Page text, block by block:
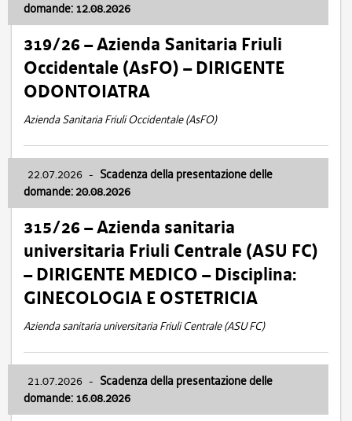
domande: 12.08.2026
319/26 – Azienda Sanitaria Friuli
Occidentale (AsFO) – DIRIGENTE
ODONTOIATRA
Azienda Sanitaria Friuli Occidentale (AsFO)
22.07.2026 - Scadenza della presentazione delle
domande: 20.08.2026
315/26 – Azienda sanitaria
universitaria Friuli Centrale (ASU FC)
– DIRIGENTE MEDICO – Disciplina:
GINECOLOGIA E OSTETRICIA
Azienda sanitaria universitaria Friuli Centrale (ASU FC)
21.07.2026 - Scadenza della presentazione delle
domande: 16.08.2026